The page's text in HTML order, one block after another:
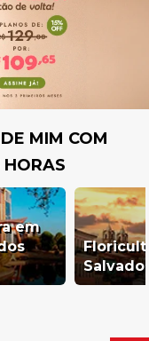
MIM COM
HORAS
em